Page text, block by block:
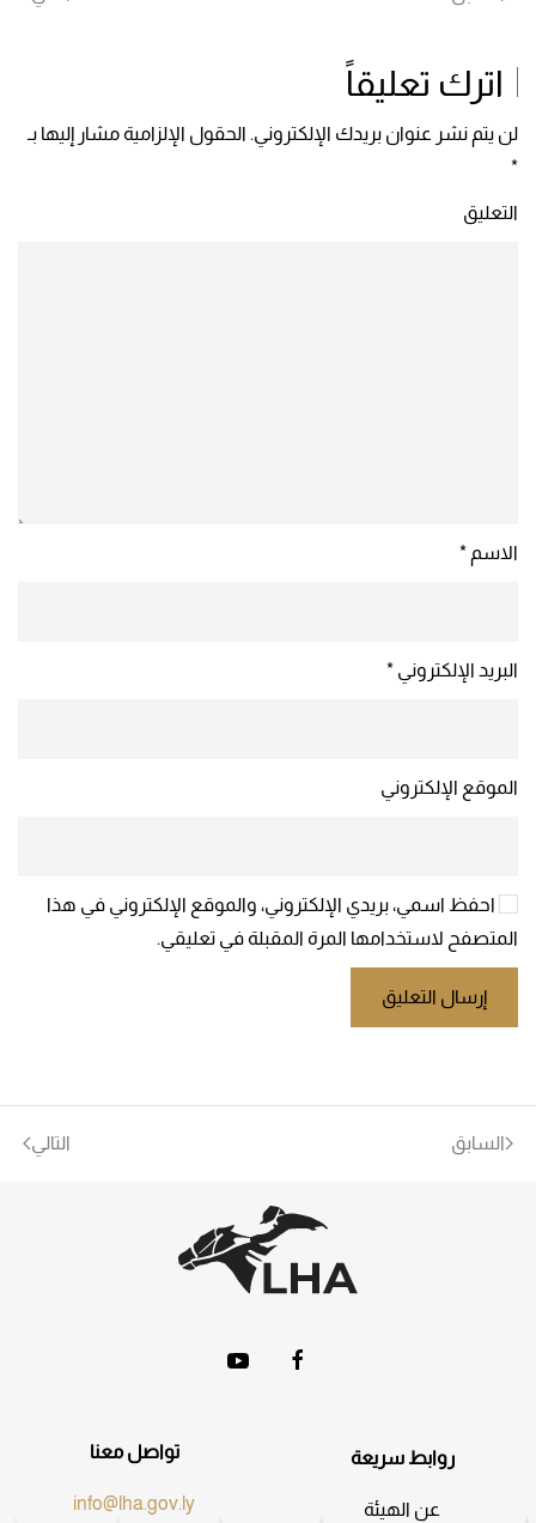
اترك تعليقاً
لن يتم نشر عنوان بريدك الإلكتروني. الحقول الإلزامية مشار إليها بـ
*
التعليق
الاسم *
البريد الإلكتروني *
الموقع الإلكتروني
احفظ اسمي، بريدي الإلكتروني، والموقع الإلكتروني في هذا
المتصفح لاستخدامها المرة المقبلة في تعليقي.
إرسال التعليق
السابق التالي
روابط سريعة
عن الهيئة
تواصل معنا
info@lha.gov.ly